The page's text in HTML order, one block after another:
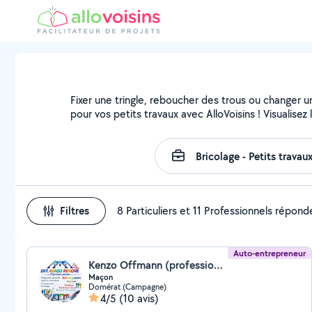
Fixer une tringle, reboucher des trous ou changer
pour vos petits travaux avec AlloVoisins !
Filtres 8 Particuliers et 11 Professionnels
Auto-entrepreneur
Kenzo Offmann (professionnel)
Maçon
Domérat (Campagne)
4/5 (10 avis)